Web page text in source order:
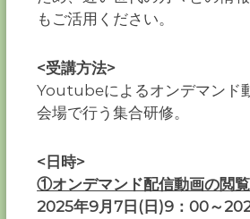
の
力
もご活用ください。
<受講方法>
Youtubeによるオンデマンド
会場で行う集合研修。
<日時>
①オンデマンド配信動画の閲
2025年9月7日(日)9：00～